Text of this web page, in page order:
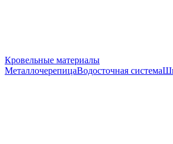
Кровельные материалы
МеталлочерепицаВодосточная система